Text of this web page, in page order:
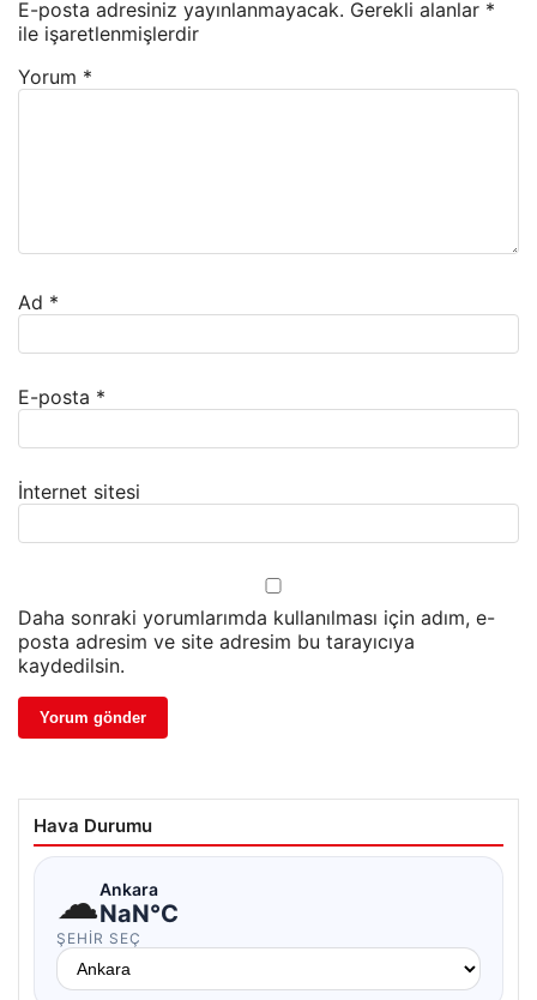
E-posta adresiniz yayınlanmayacak. Gerekli alanlar *
ile işaretlenmişlerdir
Yorum *
Ad *
E-posta *
İnternet sitesi
Daha sonraki yorumlarımda kullanılması için adım, e-
posta adresim ve site adresim bu tarayıcıya
kaydedilsin.
Hava Durumu
☁Ankara
NaN°C
ŞEHIR SEÇ